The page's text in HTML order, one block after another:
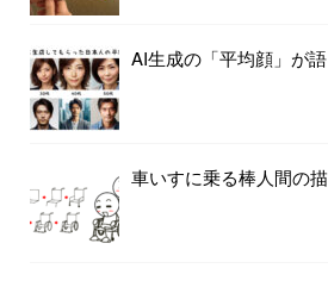
AI生成の「平均顔」が
車いすに乗る棒人間の